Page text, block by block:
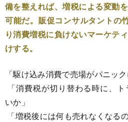
備を整えれば、増税による変動
可能だ。販促コンサルタントの
り消費増税に負けないマーケテ
けする。
「駆け込み消費で売場がパニッ
「消費税が切り替わる時に、
いか」
「増税後には何も売れなくなる